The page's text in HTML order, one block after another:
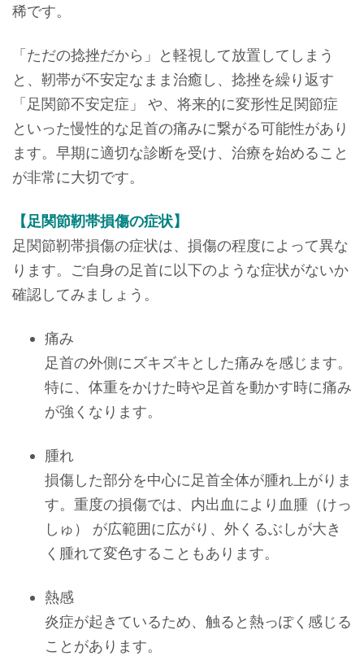
稀です。
「ただの捻挫だから」と軽視して放置してしまう
と、靭帯が不安定なまま治癒し、捻挫を繰り返す
「足関節不安定症」 や、将来的に変形性足関節症
といった慢性的な足首の痛みに繋がる可能性があり
ます。早期に適切な診断を受け、治療を始めること
が非常に大切です。
【足関節靭帯損傷の症状】
足関節靭帯損傷の症状は、損傷の程度によって異な
ります。ご自身の足首に以下のような症状がないか
確認してみましょう。
痛み
足首の外側にズキズキとした痛みを感じます。
特に、体重をかけた時や足首を動かす時に痛み
が強くなります。
腫れ
損傷した部分を中心に足首全体が腫れ上がりま
す。重度の損傷では、内出血により血腫（けっ
しゅ） が広範囲に広がり、外くるぶしが大き
く腫れて変色することもあります。
熱感
炎症が起きているため、触ると熱っぽく感じる
ことがあります。